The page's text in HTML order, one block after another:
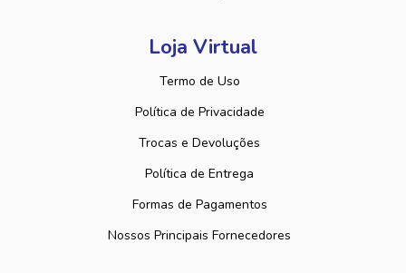
Loja Virtual
Termo de Uso
Política de Privacidade
Trocas e Devoluções
Política de Entrega
Formas de Pagamentos
Nossos Principais Fornecedores